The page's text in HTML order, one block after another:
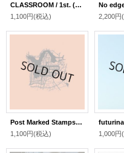
CLASSROOM / 1st. (CD)
1,100円(税込)
No
2,200円
Post Marked Stamps #5 / Futurina × Elliott Green (CD＋DLコード)
1,100円(税込)
1,000円